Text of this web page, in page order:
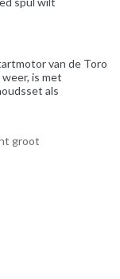
van de Toro
is met
als